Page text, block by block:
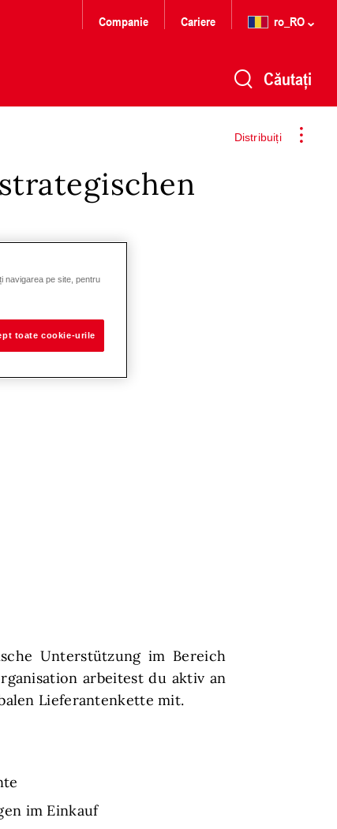
Companie Cariere ro_RO
Căutați
Distribuiți
Unterstützung im Bereich
arbeitest du aktiv an
Lieferantenkette mit.
im Einkauf
navigarea pe site, pentru
toate cookie-urile